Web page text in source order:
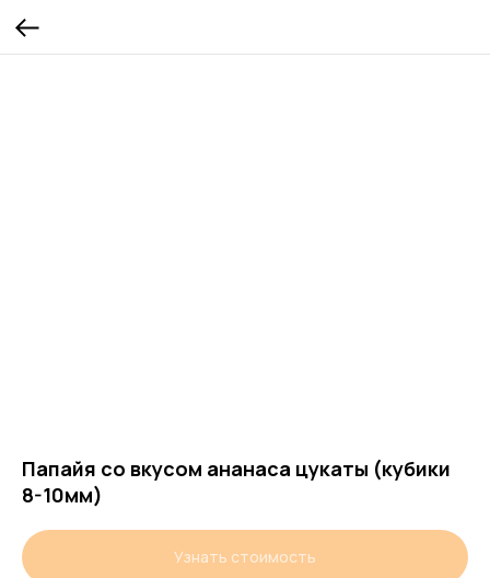
Папайя со вкусом ананаса цукаты (кубики
8-10мм)
Узнать стоимость